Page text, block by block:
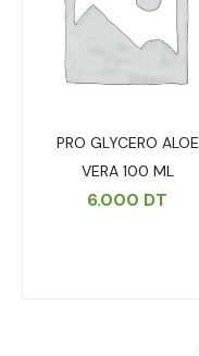
PRO GLYCERO ALOE
VERA 100 ML
6.000 DT